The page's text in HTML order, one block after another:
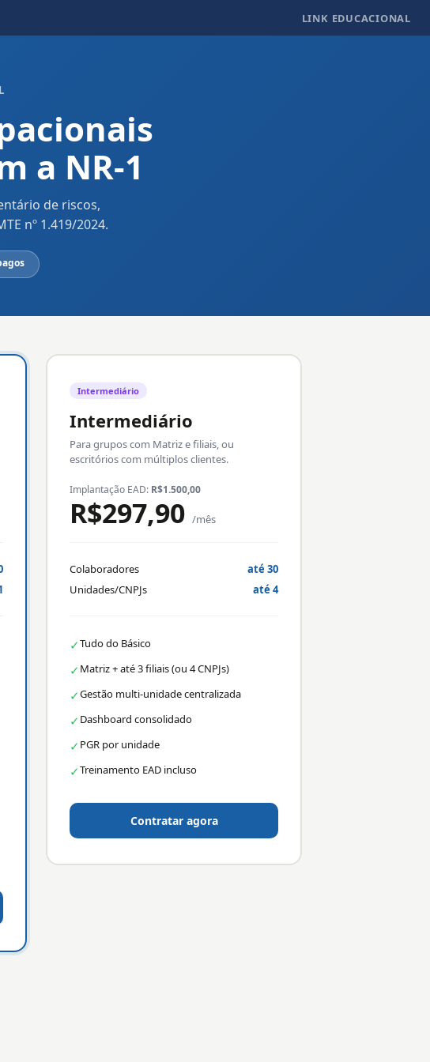
LINK EDUCACIONAL
a NR-1
de riscos,
nº 1.419/2024.
Intermediário
Intermediário
Para grupos com Matriz e filiais, ou
escritórios com múltiplos clientes.
Implantação EAD: R$1.500,00
R$297,90 /mês
Colaboradores
até 30
Unidades/CNPJs
até 4
✓Tudo do Básico
✓ Matriz + até 3 filiais (ou 4 CNPJs)
✓Gestão multi-unidade centralizada
✓ Dashboard consolidado
✓ PGR por unidade
✓Treinamento EAD incluso
Contratar agora